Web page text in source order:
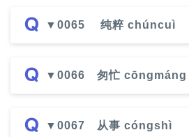
▼0065 纯粹 chúncuì
▼0066 匆忙 cōngmáng
▼0067 从事 cóngshì